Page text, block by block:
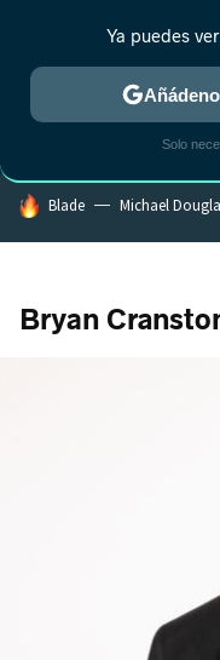
ESTRENOS
HOY SE HABLA DE
Blade Michael
Bryan
Ya puedes
Solo